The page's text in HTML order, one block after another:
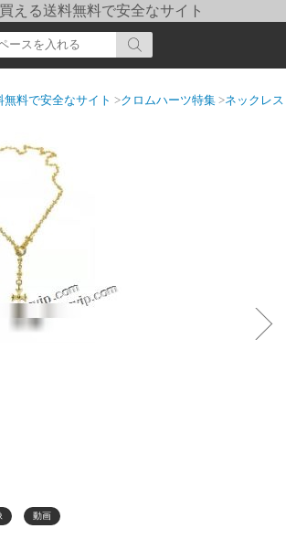
える送料無料で安全なサイト
料で安全なサイト >クロムハーツ特集 >ネックレス
動画